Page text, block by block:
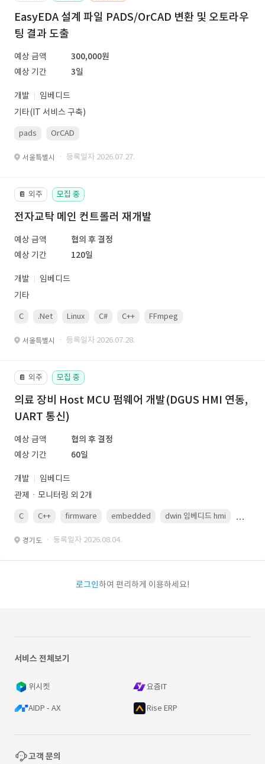
EasyEDA 설계 파일 PADS/OrCAD 변환 및 오토라우
팅 결과 도출
예상 금액
300,000원
예상 기간
3일
개발
임베디드
기타(IT 서비스 구축)
pads OrCAD
서울특별시 · 등록일자 2026.07.27.
📔 외주 모집 중
전자교탁 메인 컨트롤러 재개발
예상 금액
협의 후 결정
예상 기간
120일
개발
임베디드
기타
C .Net Linux C# C++ FFmpeg
서울특별시 · 등록일자 2026.07.28.
📔 외주 모집 중
의료 장비 Host MCU 펌웨어 개발(DGUS HMI 연동,
UART 통신)
예상 금액
협의 후 결정
예상 기간
60일
개발
임베디드
관제ㆍ모니터링 외 2개
C C++ firmware embedded dwin 임베디드 hmi
경기도 · 등록일자 2026.08.04.
로그인하여 편리하게 이용하세요!
서비스 전체보기
위시켓 요즘IT
AIDP - AX Rise ERP
고객 문의